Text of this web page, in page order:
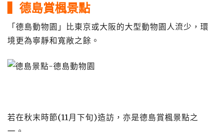
▍德島賞楓景點
「德島動物園」比東京或大阪的大型動物園人流少，環
境更為寧靜和寬敞之餘。
若在秋末時節(11月下旬)造訪，亦是德島賞楓景點之